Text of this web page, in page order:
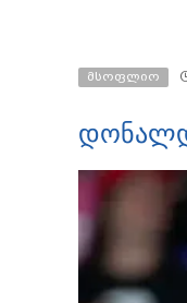
მსოფლიო
დონალდ